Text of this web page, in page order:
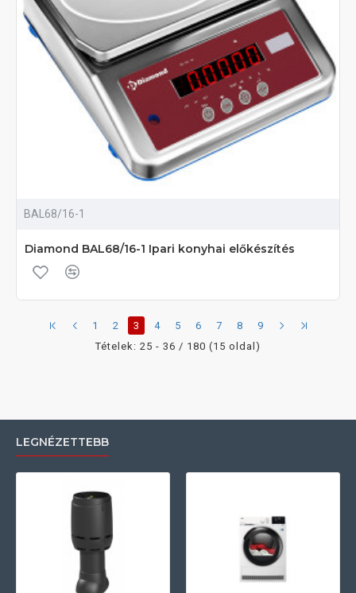
BAL68/16-1
Diamond BAL68/16-1 Ipari konyhai előkészítés
1 2 3 4 5 6 7 8
9
Tételek: 25 - 36 / 180 (15 oldal)
LEGNÉZETTEBB